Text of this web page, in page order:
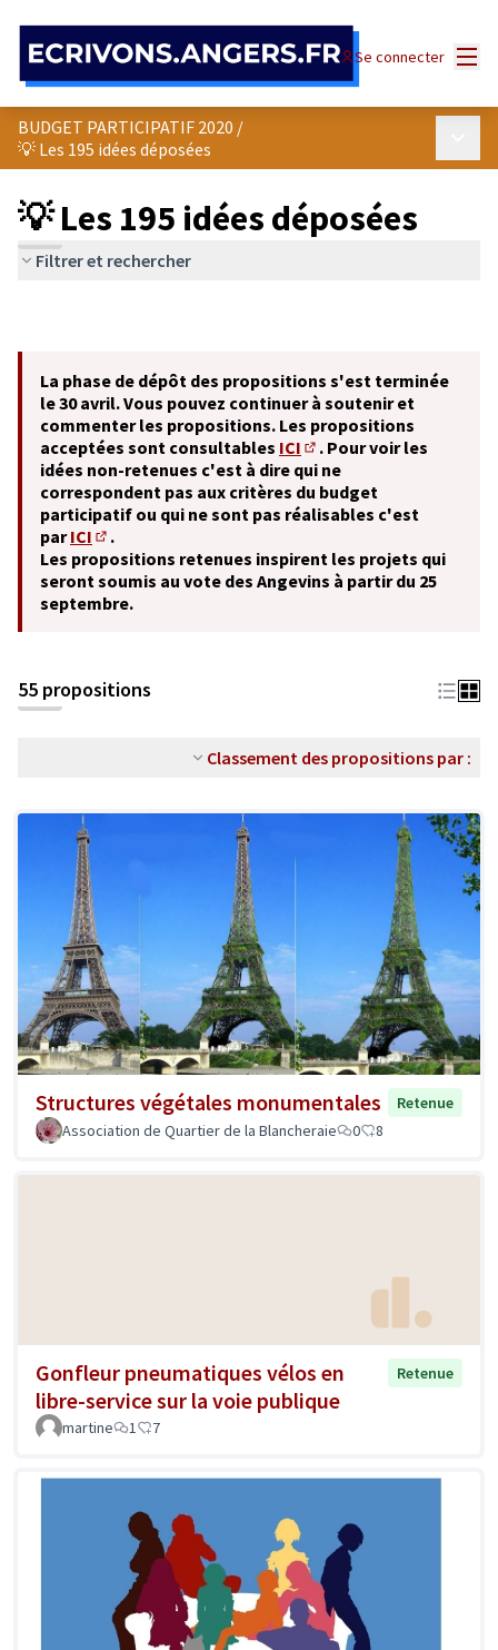
Se connecter
BUDGET PARTICIPATIF 2020 /
💡 Les 195 idées déposées
💡 Les 195 idées déposées
Filtrer et rechercher
La phase de dépôt des propositions s'est terminée
le 30 avril. Vous pouvez continuer à soutenir et
commenter les propositions. Les propositions
acceptées sont consultables ICI
(S'ouvre dans un nouvel
. Pour voir les
idées non-retenues c'est à dire qui ne
correspondent pas aux critères du budget
participatif ou qui ne sont pas réalisables c'est
parICI
(S'ouvre dans un nouvel onglet)
.
Les propositions retenues inspirent les projets qui
seront soumis au vote des Angevins à partir du 25
septembre.
55 propositions
Classement des propositions par :
Structures végétales monumentales
Retenue
Association de Quartier de la Blancheraie
0 8
Gonfleur pneumatiques vélos en
libre-service sur la voie publique
Retenue
martine 1 7